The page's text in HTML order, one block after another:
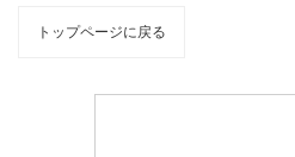
トップページに戻る